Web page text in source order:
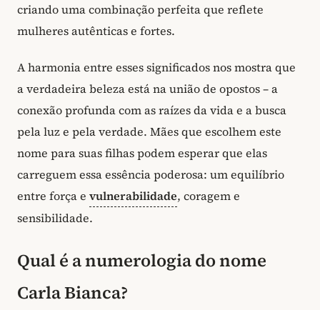
criando uma combinação perfeita que reflete
mulheres autênticas e fortes.
A harmonia entre esses significados nos mostra que
a verdadeira beleza está na união de opostos – a
conexão profunda com as raízes da vida e a busca
pela luz e pela verdade. Mães que escolhem este
nome para suas filhas podem esperar que elas
carreguem essa essência poderosa: um equilíbrio
entre força e vulnerabilidade, coragem e
sensibilidade.
Qual é a numerologia do nome
Carla Bianca?